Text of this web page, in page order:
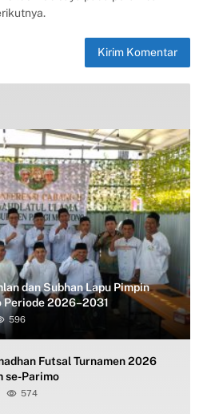
dan Subhan Lapu Pimpin
Periode 2026–2031
596
Futsal Turnamen 2026
se-Parimo
574